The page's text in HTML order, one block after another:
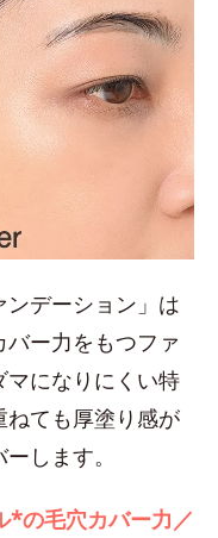
ンデーション」は
ー力をもつファ
マになりにくい特
ても厚塗り感が
します。
*の毛穴カバー力／